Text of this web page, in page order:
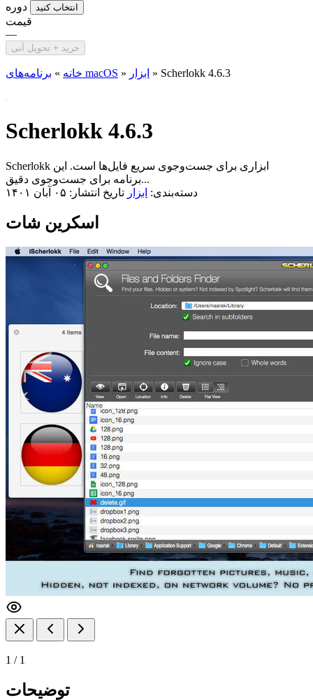
دوره انتخاب کنید
قیمت
—
خرید + تحویل آنی
خانه » برنامه‌های macOS » ابزار » Scherlokk 4.6.3
Scherlokk 4.6.3
Scherlokk ابزاری برای جست‌وجوی سریع فایل‌ها است. این
برنامه برای جست‌وجوی دقیق...
دسته‌بندی: ابزار تاریخ انتشار: ۰۵ آبان ۱۴۰۱
اسکرین شات
1 / 1
توضیحات